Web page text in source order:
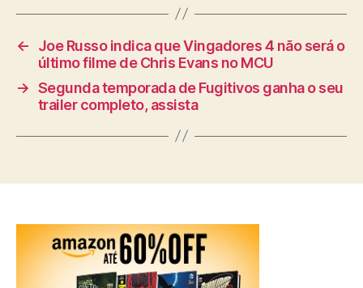
←
Joe Russo indica que Vingadores 4 não será o
último filme de Chris Evans no MCU
→ Segunda temporada de Fugitivos ganha o seu
trailer completo, assista